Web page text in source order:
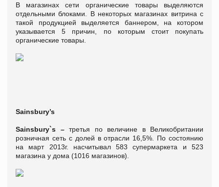
В магазинах сети органические товары выделяются
отдельными блоками. В некоторых магазинах витрина с
такой продукцией выделяется баннером, на котором
указывается 5 причин, по которым стоит покупать
органические товары.
Sainsbury’s
Sainsbury`s – третья по величине в Великобритании
розничная сеть с долей в отрасли 16,5%. По состоянию
на март 2013г. насчитывал 583 супермаркета и 523
магазина у дома (1016 магазинов).